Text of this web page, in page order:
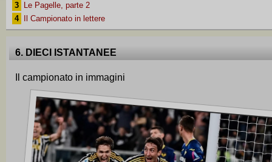
3
Le Pagelle, parte 2
4
Il Campionato in lettere
6. DIECI ISTANTANEE
Il campionato in immagini